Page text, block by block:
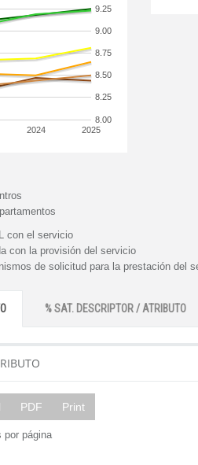
2024 2025
8.00
8.25
8.50
8.75
9.00
9.25
con el servicio
con la provisión del servicio
de solicitud para la prestación del
% SAT. DESCRIPTOR / ATRIBUTO
PDF Print
por página